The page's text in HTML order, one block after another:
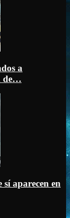
a
de…
aparecen en